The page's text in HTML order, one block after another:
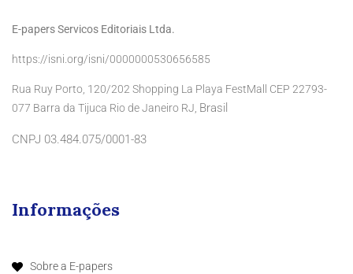
E-papers Servicos Editoriais Ltda.
https://isni.org/isni/0000000530656585
Rua Ruy Porto, 120/202 Shopping La Playa FestMall CEP 22793-
077 Barra da Tijuca Rio de Janeiro RJ, Brasil
CNPJ 03.484.075/0001-83
Informações
Sobre a E-papers